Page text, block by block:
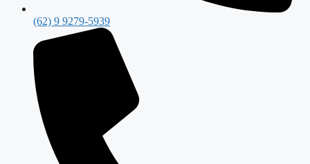
(62) 9 9279-5939